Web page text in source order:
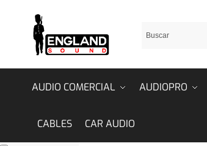
AUDIO COMERCIAL AUDIOPRO
CABLES CAR AUDIO